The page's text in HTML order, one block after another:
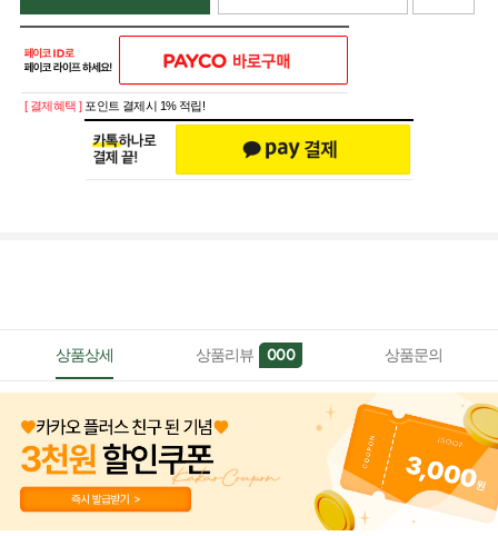
[ 결제혜택 ] 포인트 결제시 1% 적립!
상품상세 상품리뷰 000 상품문의